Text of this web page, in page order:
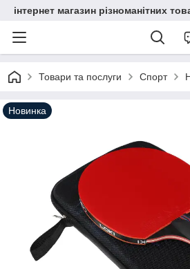
інтернет магазин різноманітних
Товари та послуги Спорт
Новинка